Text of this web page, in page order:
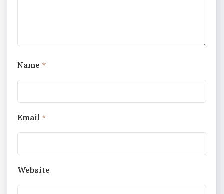
Name *
Email *
Website